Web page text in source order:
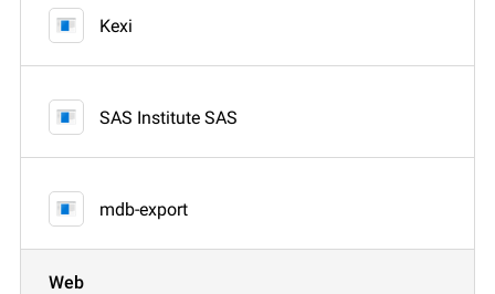
Kexi
SAS Institute SAS
mdb-export
Web